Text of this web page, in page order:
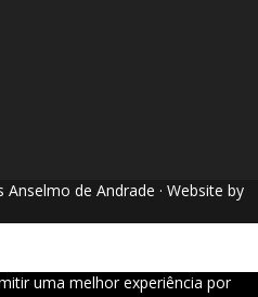
de Andrade · Website by
uma melhor experiência por